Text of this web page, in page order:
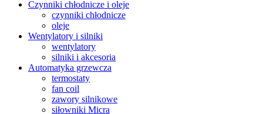
Czynniki chłodnicze i oleje
czynniki chłodnicze
oleje
Wentylatory i silniki
wentylatory
silniki i akcesoria
Automatyka grzewcza
termostaty
fan coil
zawory silnikowe
siłowniki Micra